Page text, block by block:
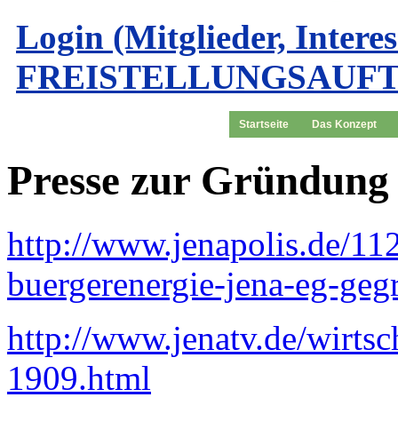
Login (Mitglieder,
Startseite Das Konzept
Presse zur Gründung
http://www.jenapolis.de/
buergerenergie-jena-eg-
http://www.jenatv.de/
1909.html